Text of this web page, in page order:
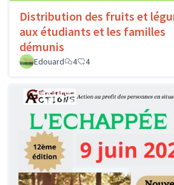
Distribution des fruits et
aux étudiants et les familles
démunis
Edouard 4 4